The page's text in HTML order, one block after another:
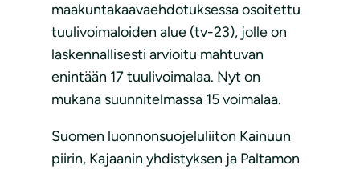
maakuntakaavaehdotuksessa osoitettu
tuulivoimaloiden alue (tv-23), jolle on
laskennallisesti arvioitu mahtuvan
enintään 17 tuulivoimalaa. Nyt on
mukana suunnitelmassa 15 voimalaa.
Suomen luonnonsuojeluliiton Kainuun
piirin, Kajaanin yhdistyksen ja Paltamon